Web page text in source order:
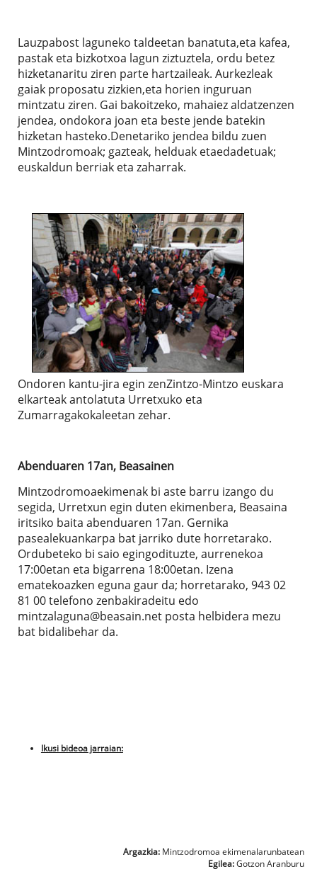
Lauzpabost laguneko taldeetan banatuta,eta kafea,
pastak eta bizkotxoa lagun ziztuztela, ordu betez
hizketanaritu ziren parte hartzaileak. Aurkezleak
gaiak proposatu zizkien,eta horien inguruan
mintzatu ziren. Gai bakoitzeko, mahaiez aldatzenzen
jendea, ondokora joan eta beste jende batekin
hizketan hasteko.Denetariko jendea bildu zuen
Mintzodromoak; gazteak, helduak etaedadetuak;
euskaldun berriak eta zaharrak.
Ondoren kantu-jira egin zenZintzo-Mintzo euskara
elkarteak antolatuta Urretxuko eta
Zumarragakokaleetan zehar.
Abenduaren 17an, Beasainen
Mintzodromoaekimenak bi aste barru izango du
segida, Urretxun egin duten ekimenbera, Beasaina
iritsiko baita abenduaren 17an. Gernika
pasealekuankarpa bat jarriko dute horretarako.
Ordubeteko bi saio egingodituzte, aurrenekoa
17:00etan eta bigarrena 18:00etan. Izena
ematekoazken eguna gaur da; horretarako, 943 02
81 00 telefono zenbakiradeitu edo
mintzalaguna@beasain.net posta helbidera mezu
bat bidalibehar da.
Ikusi bideoa jarraian:
Argazkia: Mintzodromoa ekimenalarunbatean
Egilea:Gotzon Aranburu